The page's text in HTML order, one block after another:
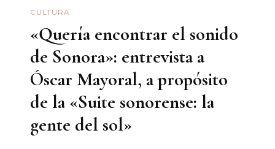
Noche»
CULTURA
«Quería encontrar el sonido
de Sonora»: entrevista a
Óscar Mayoral, a propósito
de la «Suite sonorense: la
gente del sol»